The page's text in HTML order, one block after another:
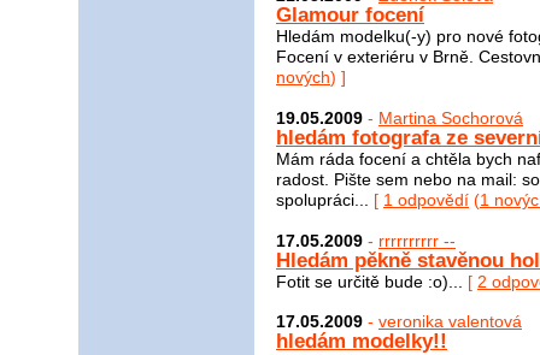
Glamour focení
Hledám modelku(-y) pro nové
Focení v exteriéru v Brně.
nových) ]
19.05.2009 - Martina Sochorová
hledám fotografa ze
Mám ráda focení a chtěla bych
radost. Pište sem nebo na mail:
spolupráci... [ 1 odpovědí (1
17.05.2009 - rrrrrrrrrr --
Hledám pěkně stavěnou
Fotit se určitě bude :o)... [ 2
17.05.2009 - veronika valentová
hledám modelky!!